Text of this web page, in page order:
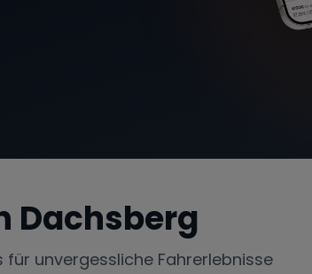
Dachsberg
unvergessliche Fahrerlebnisse